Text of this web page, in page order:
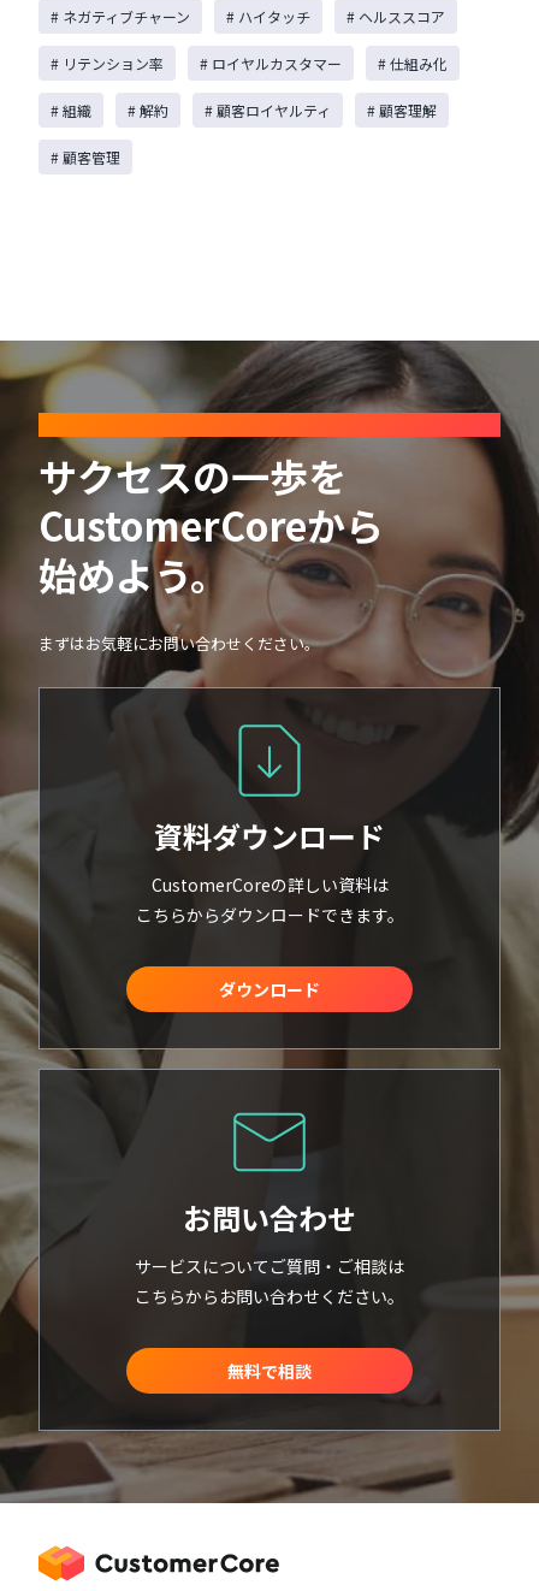
# ネガティブチャーン # ハイタッチ # ヘルススコア
# リテンション率 # ロイヤルカスタマー # 仕組み化
# 組織 # 解約 # 顧客ロイヤルティ # 顧客理解
# 顧客管理
サクセスの一歩を
CustomerCoreから
始めよう。
まずはお気軽にお問い合わせください。
資料ダウンロード
CustomerCoreの詳しい資料は
こちらからダウンロードできます。
ダウンロード
お問い合わせ
サービスについてご質問・ご相談は
こちらからお問い合わせください。
無料で相談